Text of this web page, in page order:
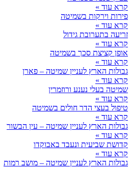
קרא עוד »
פירות וירקות בשמיטה
קרא עוד »
זריעה בתערובת גידול
קרא עוד »
אופן קציצת סכך בשמיטה
קרא עוד »
גבולות הארץ לעניין שמיטה – פארן
קרא עוד »
שמיטה בעלי נענע ורוזמרין
קרא עוד »
טיפול בעצי הדר חולים בשמיטה
קרא עוד »
גבולות הארץ לעניין שמיטה – עין הבשור
קרא עוד »
קדושת שביעית ונעבד באבוקדו
קרא עוד »
גבולות הארץ לעניין שמיטה – מושב רמות